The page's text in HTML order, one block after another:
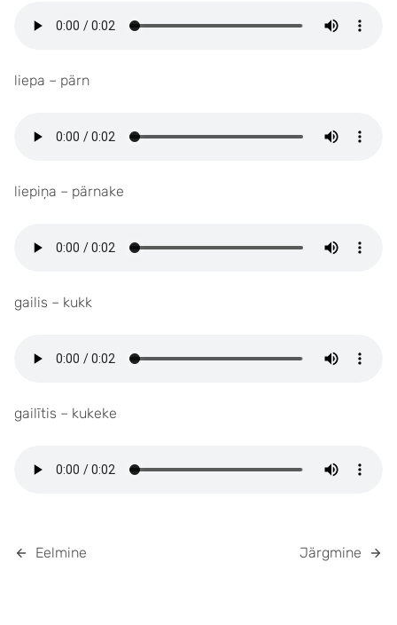
liepa – pärn
liepiņa – pärnake
gailis – kukk
gailītis – kukeke
Eelmine Järgmine